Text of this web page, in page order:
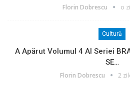
Florin Dobrescu o
Cultură
A Apărut Volumul 4 Al Seriei
SE…
Florin Dobrescu 2